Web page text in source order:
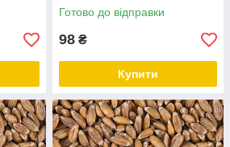
Готово до відправки
98 ₴
Купити